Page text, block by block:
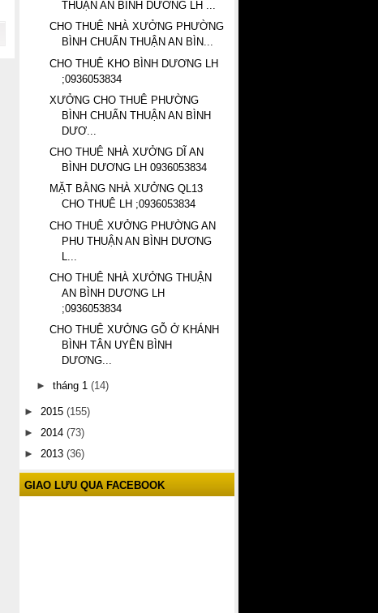
THUẬN AN BÌNH DƯƠNG LH ...
CHO THUÊ NHÀ XƯỞNG PHƯỜNG
BÌNH CHUẨN THUẬN AN BÌN...
CHO THUÊ KHO BÌNH DƯƠNG LH
;0936053834
XƯỞNG CHO THUÊ PHƯỜNG
BÌNH CHUẨN THUẬN AN BÌNH
DƯƠ...
CHO THUÊ NHÀ XƯỞNG DĨ AN
BÌNH DƯƠNG LH 0936053834
MẶT BẰNG NHÀ XƯỞNG QL13
CHO THUÊ LH ;0936053834
CHO THUÊ XƯỞNG PHƯỜNG AN
PHU THUẬN AN BÌNH DƯƠNG
L...
CHO THUÊ NHÀ XƯỞNG THUẬN
AN BÌNH DƯƠNG LH
;0936053834
CHO THUÊ XƯỞNG GỖ Ở KHÁNH
BÌNH TÂN UYÊN BÌNH
DƯƠNG...
►tháng 1(14)
► 2015 (155)
► 2014 (73)
► 2013 (36)
GIAO LƯU QUA FACEBOOK